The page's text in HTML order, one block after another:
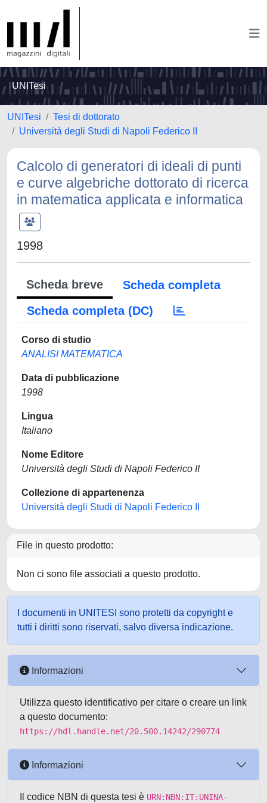
UNITesi
UNITesi
Tesi di dottorato
Università degli Studi di Napoli Federico II
Calcolo di generatori di ideali di punti
e curve algebriche dottorato di ricerca
in matematica applicata e informatica
1998
Scheda breve
Scheda completa
Scheda completa (DC)
Corso di studio
ANALISI MATEMATICA
Data di pubblicazione
1998
Lingua
Italiano
Nome Editore
Università degli Studi di Napoli Federico II
Collezione di appartenenza
Università degli Studi di Napoli Federico II
File in questo prodotto:
Non ci sono file associati a questo prodotto.
I documenti in UNITESI sono protetti da copyright e
tutti i diritti sono riservati, salvo diversa indicazione.
Informazioni
Utilizza questo identificativo per citare o creare un link
a questo documento:
https://hdl.handle.net/20.500.14242/290774
Informazioni
Il codice NBN di questa tesi è URN:NBN:IT:UNINA-